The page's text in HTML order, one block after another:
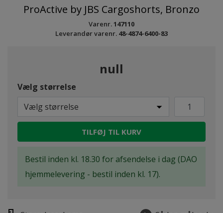
ProActive by JBS Cargoshorts, Bronzo
Varenr.147110
Leverandør varenr. 48-4874-6400-83
null
Vælg størrelse
Vælg størrelse
TILFØJ TIL KURV
Bestil inden kl. 18.30 for afsendelse i dag (DAO
hjemmelevering - bestil inden kl. 17).